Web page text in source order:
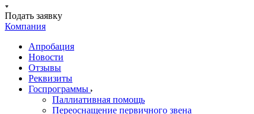
Подать заявку
Компания
Апробация
Новости
Отзывы
Реквизиты
Госпрограммы
Паллиативная помощь
Переоснащение первичного звена